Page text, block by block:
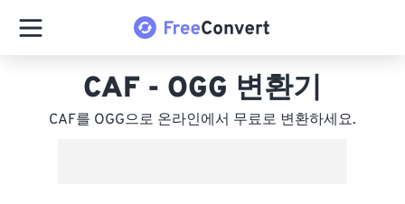
CAF - OGG 변환기
CAF를 OGG으로 온라인에서 무료로 변환하세요.